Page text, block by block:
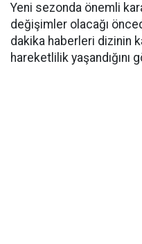
Yeni sezonda önemli
değişimler olacağı
dakika haberleri dizinin
hareketlilik yaşandığını